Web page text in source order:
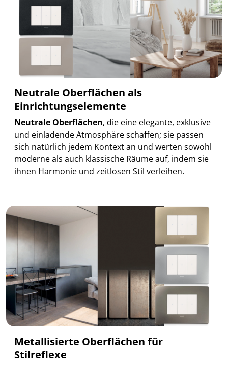
Neutrale Oberflächen als
Einrichtungselemente
Neutrale Oberflächen, die eine elegante, exklusive
und einladende Atmosphäre schaffen; sie passen
sich natürlich jedem Kontext an und werten sowohl
moderne als auch klassische Räume auf, indem sie
ihnen Harmonie und zeitlosen Stil verleihen.
Metallisierte Oberflächen für
Stilreflexe